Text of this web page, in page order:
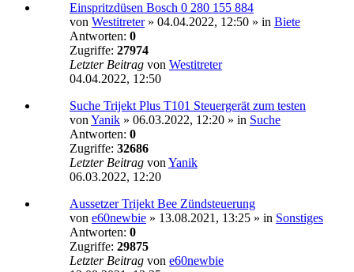
Einspritzdüsen Bosch 0 280 155 884
von Westitreter» 04.04.2022, 12:50 » in Biete
Antworten: 0
Zugriffe: 27974
Letzter Beitrag von Westitreter
04.04.2022, 12:50
Suche Trijekt Plus T101 Steuergerät zum testen
von Yanik » 06.03.2022, 12:20 » in Suche
Antworten: 0
Zugriffe: 32686
Letzter Beitrag von Yanik
06.03.2022, 12:20
Aussetzer Trijekt Bee Zündsteuerung
von e60newbie » 13.08.2021, 13:25 » in Sonstiges
Antworten: 0
Zugriffe: 29875
Letzter Beitrag von e60newbie